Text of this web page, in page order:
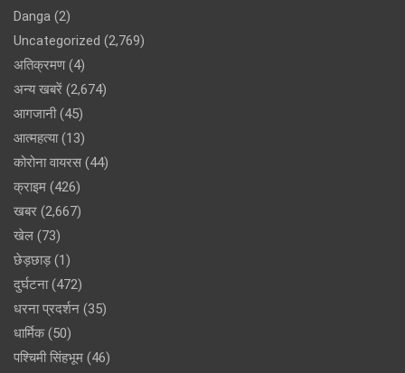
Danga (2)
Uncategorized (2,769)
अतिक्रमण(4)
अन्य खबरें (2,674)
आगजानी(45)
आत्महत्या(13)
कोरोना वायरस (44)
क्राइम (426)
खबर (2,667)
खेल (73)
छेड़छाड़(1)
दुर्घटना(472)
धरना प्रदर्शन (35)
धार्मिक(50)
पश्चिमी सिंहभूम (46)